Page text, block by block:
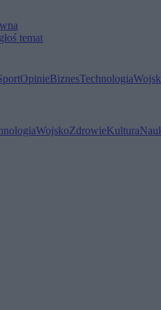
temat
OpinieBiznesTechnologia
WojskoZdrowieKultura